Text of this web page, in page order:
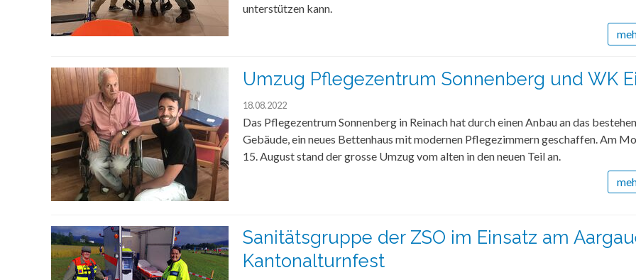
unterstützen kann.
Umzug Pflegezentrum Sonnenberg und WK
18.08.2022
Das Pflegezentrum Sonnenberg in Reinach hat durch einen Anbau an das
Gebäude, ein neues Bettenhaus mit modernen Pflegezimmern geschaffen. Am
15. August stand der grosse Umzug vom alten in den neuen Teil an.
Sanitätsgruppe der ZSO im Einsatz am
Kantonalturnfest